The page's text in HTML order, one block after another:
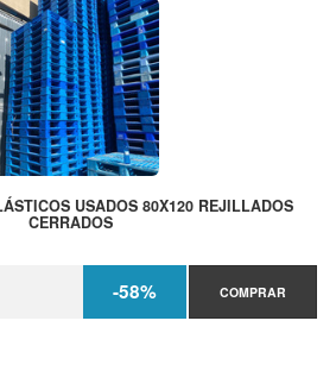
USADOS 80X120 REJILLADOS
CERRADOS
-58% COMPRAR